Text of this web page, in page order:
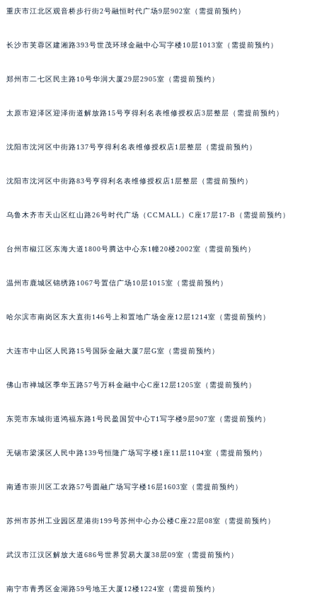
重庆市江北区观音桥步行街2号融恒时代广场9层902室（需提前预约）
长沙市芙蓉区建湘路393号世茂环球金融中心写字楼10层1013室（需提前预约）
郑州市二七区民主路10号华润大厦29层2905室（需提前预约）
太原市迎泽区迎泽街道解放路15号亨得利名表维修授权店3层整层（需提前预约）
沈阳市沈河区中街路137号亨得利名表维修授权店1层整层（需提前预约）
沈阳市沈河区中街路83号亨得利名表维修授权店1层整层（需提前预约）
乌鲁木齐市天山区红山路26号时代广场（CCMALL）C座17层17-B（需提前预约）
台州市椒江区东海大道1800号腾达中心东1幢20楼2002室（需提前预约）
温州市鹿城区锦绣路1067号置信广场10层1015室（需提前预约）
哈尔滨市南岗区东大直街146号上和置地广场金座12层1214室（需提前预约）
大连市中山区人民路15号国际金融大厦7层G室（需提前预约）
佛山市禅城区季华五路57号万科金融中心C座12层1205室（需提前预约）
东莞市东城街道鸿福东路1号民盈国贸中心T1写字楼9层907室（需提前预约）
无锡市梁溪区人民中路139号恒隆广场写字楼1座11层1104室（需提前预约）
南通市崇川区工农路57号圆融广场写字楼16层1603室（需提前预约）
苏州市苏州工业园区星港街199号苏州中心办公楼C座22层08室（需提前预约）
武汉市江汉区解放大道686号世界贸易大厦38层09室（需提前预约）
南宁市青秀区金湖路59号地王大厦12楼1224室（需提前预约）